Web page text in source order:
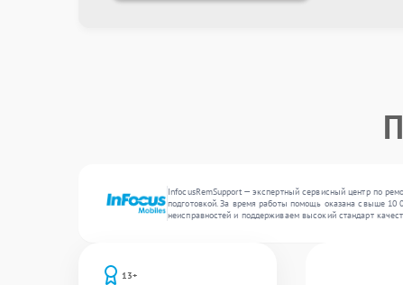
InfocusRemSupport — экспертный сервисный центр по
подготовкой. За время работы помощь оказана свыше 10
неисправностей и поддерживаем высокий стандарт
13+